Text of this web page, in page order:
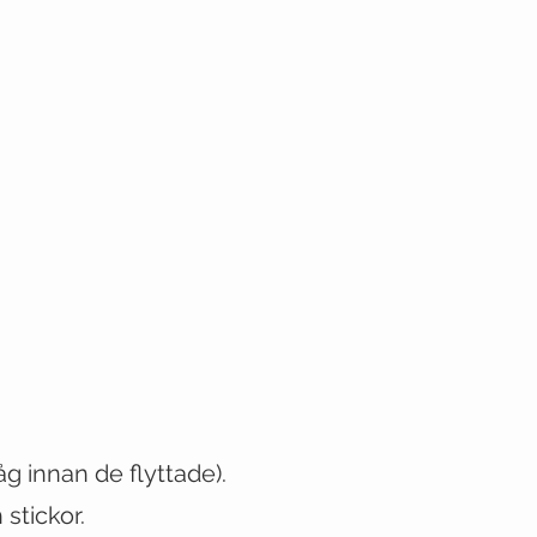
innan de flyttade).